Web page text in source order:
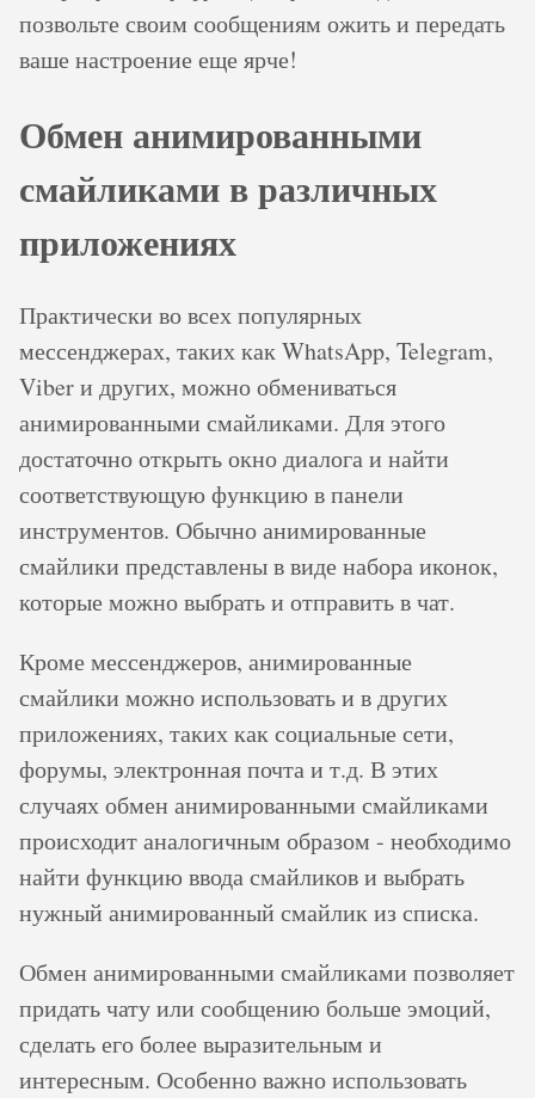
позвольте своим сообщениям ожить и передать
ваше настроение еще ярче!
Обмен анимированными
смайликами в различных
приложениях
Практически во всех популярных
мессенджерах, таких как WhatsApp, Telegram,
Viber и других, можно обмениваться
анимированными смайликами. Для этого
достаточно открыть окно диалога и найти
соответствующую функцию в панели
инструментов. Обычно анимированные
смайлики представлены в виде набора иконок,
которые можно выбрать и отправить в чат.
Кроме мессенджеров, анимированные
смайлики можно использовать и в других
приложениях, таких как социальные сети,
форумы, электронная почта и т.д. В этих
случаях обмен анимированными смайликами
происходит аналогичным образом - необходимо
найти функцию ввода смайликов и выбрать
нужный анимированный смайлик из списка.
Обмен анимированными смайликами позволяет
придать чату или сообщению больше эмоций,
сделать его более выразительным и
интересным. Особенно важно использовать